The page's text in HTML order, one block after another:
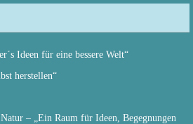
Ideen für eine bessere Welt“
herstellen“
– „Ein Raum für Ideen, Begegnungen